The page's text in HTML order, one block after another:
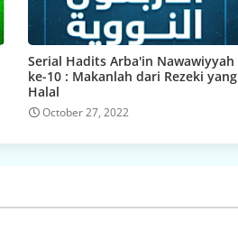
Serial Hadits Arba'in Nawawiyyah
ke-10 : Makanlah dari Rezeki yang
Halal
October 27, 2022